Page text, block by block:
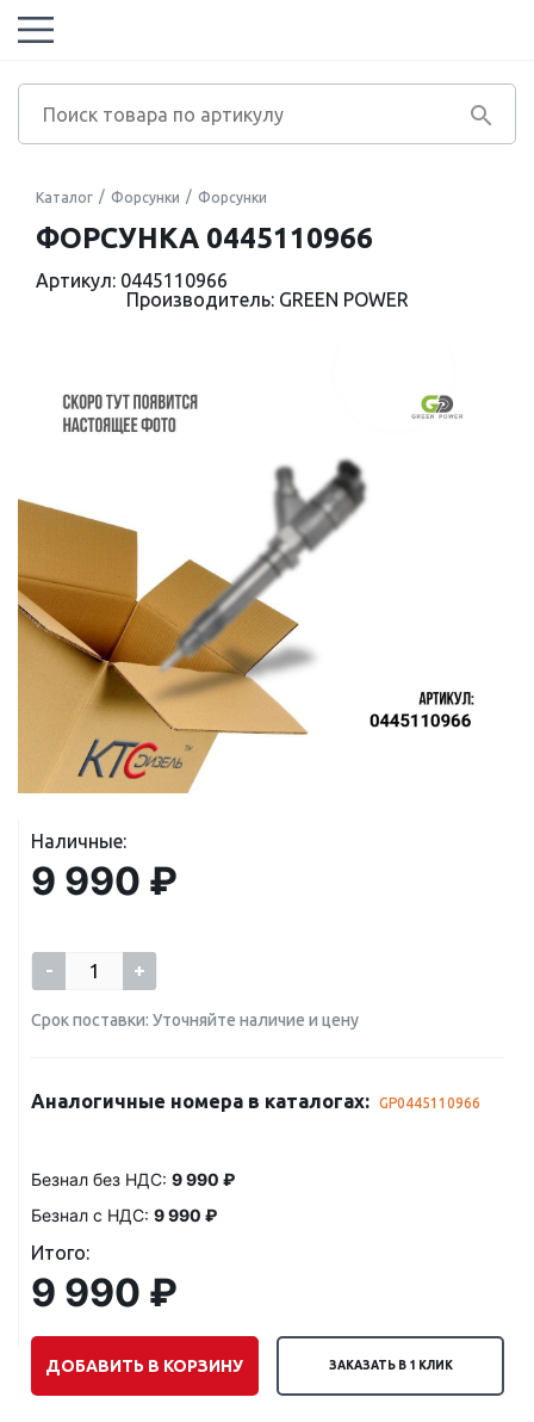
Каталог Форсунки Форсунки
ФОРСУНКА 0445110966
Артикул: 0445110966
Производитель: GREEN POWER
Наличные:
9 990 ₽
- +
Срок поставки: Уточняйте наличие и цену
Аналогичные номера в каталогах: GP0445110966
Безнал без НДС: 9 990 ₽
Безнал с НДС: 9 990 ₽
Итого:
9 990 ₽
ДОБАВИТЬ В КОРЗИНУ ЗАКАЗАТЬ В 1 КЛИК